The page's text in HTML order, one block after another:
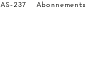
AS-237 Abonnements